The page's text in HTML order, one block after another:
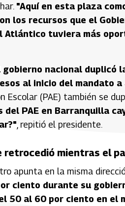
"Aquí en esta plaza
los recursos que el
tuviera más
gobierno nacional duplicó
al inicio del mandato
Escolar (PAE) también se
del PAE en Barranquilla
, repitió el presidente.
mientras el
apunta en la misma
ciento durante su
50 al 60 por ciento en el